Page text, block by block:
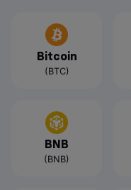
Bitcoin
(BTC)
BNB
(BNB)